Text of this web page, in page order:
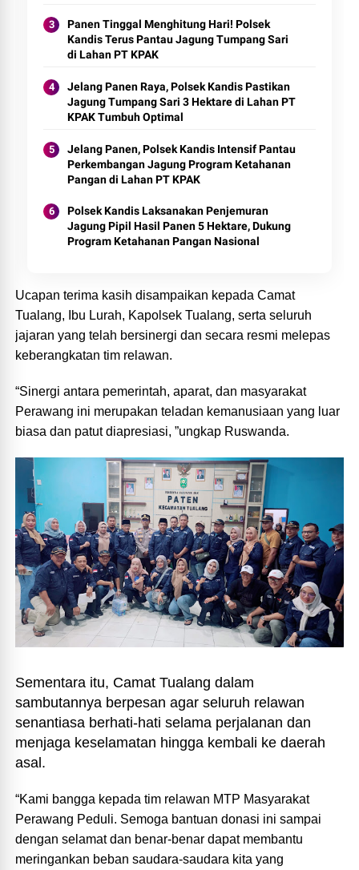
Panen Tinggal Menghitung Hari! Polsek
Kandis Terus Pantau Jagung Tumpang Sari
di Lahan PT KPAK
Jelang Panen Raya, Polsek Kandis Pastikan
Jagung Tumpang Sari 3 Hektare di Lahan PT
KPAK Tumbuh Optimal
Jelang Panen, Polsek Kandis Intensif Pantau
Perkembangan Jagung Program Ketahanan
Pangan di Lahan PT KPAK
Polsek Kandis Laksanakan Penjemuran
Jagung Pipil Hasil Panen 5 Hektare, Dukung
Program Ketahanan Pangan Nasional
Ucapan terima kasih disampaikan kepada Camat
Tualang, Ibu Lurah, Kapolsek Tualang, serta seluruh
jajaran yang telah bersinergi dan secara resmi melepas
keberangkatan tim relawan.
“Sinergi antara pemerintah, aparat, dan masyarakat
Perawang ini merupakan teladan kemanusiaan yang luar
biasa dan patut diapresiasi, ”ungkap Ruswanda.
Sementara itu, Camat Tualang dalam
sambutannya berpesan agar seluruh relawan
senantiasa berhati-hati selama perjalanan dan
menjaga keselamatan hingga kembali ke daerah
asal.
“Kami bangga kepada tim relawan MTP Masyarakat
Perawang Peduli. Semoga bantuan donasi ini sampai
dengan selamat dan benar-benar dapat membantu
meringankan beban saudara-saudara kita yang